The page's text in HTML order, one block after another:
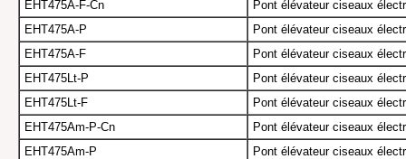
EHT475A-F-Cn
Pont élévateur ciseaux
EHT475A-P
Pont élévateur ciseaux
EHT475A-F
Pont élévateur ciseaux
EHT475Lt-P
Pont élévateur ciseaux
EHT475Lt-F
Pont élévateur ciseaux
EHT475Am-P-Cn
Pont élévateur ciseaux
EHT475Am-P
Pont élévateur ciseaux